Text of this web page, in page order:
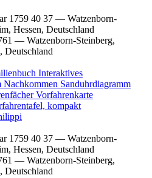
1759 40 37 — Watzenborn-
Hessen, Deutschland
— Watzenborn-Steinberg,
Deutschland
Interaktives
Nachkommen Sanduhrdiagramm
Vorfahrenkarte
kompakt
1759 40 37 — Watzenborn-
Hessen, Deutschland
— Watzenborn-Steinberg,
Deutschland